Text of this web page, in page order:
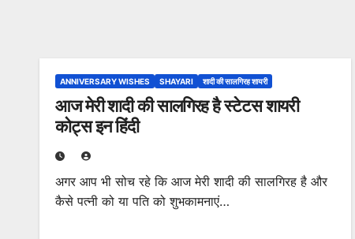
ANNIVERSARY WISHES SHAYARI शादी की सालगिरह शायरी
आज मेरी शादी की सालगिरह है स्टेटस शायरी
कोट्स इन हिंदी
अगर आप भी सोच रहे कि आज मेरी शादी की सालगिरह है और
कैसे पत्नी को या पति को शुभकामनाएं…